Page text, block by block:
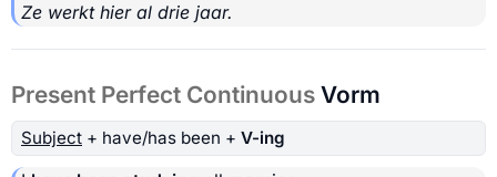
Ze werkt hier al drie jaar.
Present Perfect Continuous Vorm
Subject + have/has been + V-ing